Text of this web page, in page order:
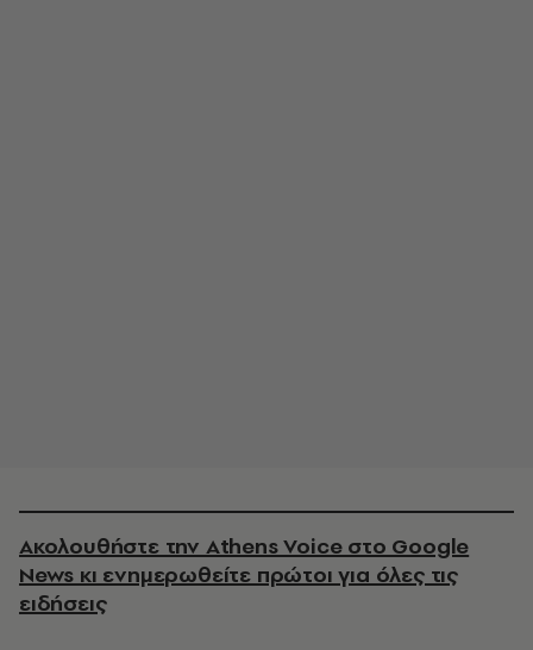
Ακολουθήστε την Athens Voice στο Google
News κι ενημερωθείτε πρώτοι για όλες τις
ειδήσεις